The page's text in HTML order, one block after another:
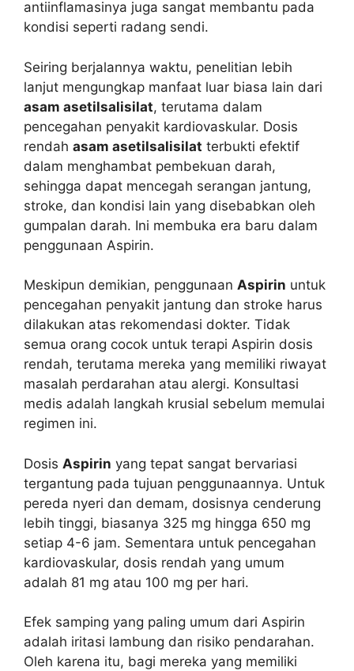
antiinflamasinya juga sangat membantu pada
kondisi seperti radang sendi.
Seiring berjalannya waktu, penelitian lebih
lanjut mengungkap manfaat luar biasa lain dari
asam asetilsalisilat, terutama dalam
pencegahan penyakit kardiovaskular. Dosis
rendah asam asetilsalisilat terbukti efektif
dalam menghambat pembekuan darah,
sehingga dapat mencegah serangan jantung,
stroke, dan kondisi lain yang disebabkan oleh
gumpalan darah. Ini membuka era baru dalam
penggunaan Aspirin.
Meskipun demikian, penggunaan Aspirin untuk
pencegahan penyakit jantung dan stroke harus
dilakukan atas rekomendasi dokter. Tidak
semua orang cocok untuk terapi Aspirin dosis
rendah, terutama mereka yang memiliki riwayat
masalah perdarahan atau alergi. Konsultasi
medis adalah langkah krusial sebelum memulai
regimen ini.
Dosis Aspirin yang tepat sangat bervariasi
tergantung pada tujuan penggunaannya. Untuk
pereda nyeri dan demam, dosisnya cenderung
lebih tinggi, biasanya 325 mg hingga 650 mg
setiap 4-6 jam. Sementara untuk pencegahan
kardiovaskular, dosis rendah yang umum
adalah 81 mg atau 100 mg per hari.
Efek samping yang paling umum dari Aspirin
adalah iritasi lambung dan risiko pendarahan.
Oleh karena itu, bagi mereka yang memiliki